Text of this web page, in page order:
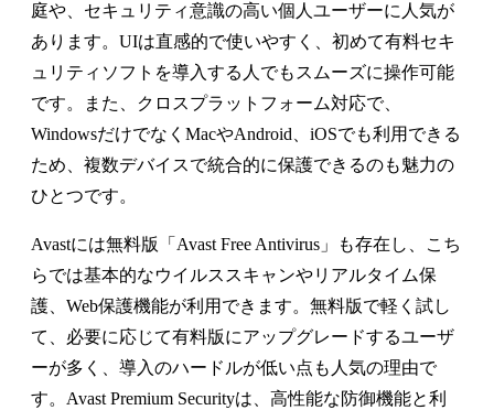
庭や、セキュリティ意識の高い個人ユーザーに人気が
あります。UIは直感的で使いやすく、初めて有料セキ
ュリティソフトを導入する人でもスムーズに操作可能
です。また、クロスプラットフォーム対応で、
WindowsだけでなくMacやAndroid、iOSでも利用できる
ため、複数デバイスで統合的に保護できるのも魅力の
ひとつです。
Avastには無料版「Avast Free Antivirus」も存在し、こち
らでは基本的なウイルススキャンやリアルタイム保
護、Web保護機能が利用できます。無料版で軽く試し
て、必要に応じて有料版にアップグレードするユーザ
ーが多く、導入のハードルが低い点も人気の理由で
す。Avast Premium Securityは、高性能な防御機能と利